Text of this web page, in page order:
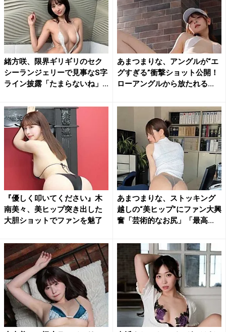
緒方咲、限界ギリギリのセク
シーランジェリーで見事なS字
ライン披露「たまらないね」...
あまつまりな、アングルが“エ
グすぎる”衝撃ショット公開！
ローアングルから放たれる...
『優しく叩いてください』木
南美々、美ヒップ突き出した
大胆ショットでファンを魅了
あまつまりな、ストッキング
越しの“美ヒップ”にファン大興
奮「芸術的なお尻」「最高...